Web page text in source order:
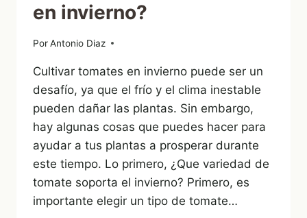
en invierno?
PorAntonio Diaz
14/12/2022
Cultivar tomates en invierno puede ser un
desafío, ya que el frío y el clima inestable
pueden dañar las plantas. Sin embargo,
hay algunas cosas que puedes hacer para
ayudar a tus plantas a prosperar durante
este tiempo. Lo primero, ¿Que variedad de
tomate soporta el invierno? Primero, es
importante elegir un tipo de tomate…